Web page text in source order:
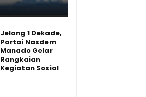
Jelang 1 Dekade,
Partai Nasdem
Manado Gelar
Rangkaian
Kegiatan Sosial